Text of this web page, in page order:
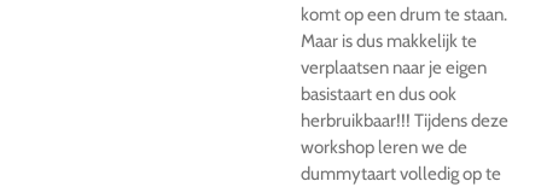
komt op een drum te staan.
Maar is dus makkelijk te
verplaatsen naar je eigen
basistaart en dus ook
herbruikbaar!!! Tijdens deze
workshop leren we de
dummytaart volledig op te